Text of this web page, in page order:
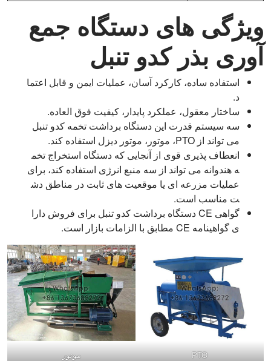
ویژگی های دستگاه جمع
آوری بذر کدو تنبل
استفاده ساده، کارکرد آسان، عملیات ایمن و قابل اعتما
د.
ساختار معقول، عملکرد پایدار، کیفیت فوق العاده.
سه سیستم قدرت این دستگاه برداشت تخمه کدو تنبل
می تواند از PTO، موتور، موتور دیزل استفاده کند.
انعطاف پذیری قوی از آنجایی که دستگاه استخراج تخم
ه هندوانه می تواند از سه منبع انرژی استفاده کند، برای
عملیات مزرعه ای یا موقعیت های ثابت در مناطق دش
ت مناسب است.
گواهی CE دستگاه برداشت کدو تنبل برای فروش دارا
ی گواهینامه CE مطابق با الزامات بازار است.
PTO موتور